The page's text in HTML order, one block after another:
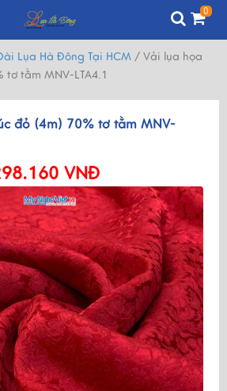
0
Lụa Hà Đông Tại HCM / Vải lụa họa
tơ tằm MNV-LTA4.1
đỏ (4m) 70% tơ tằm MNV-
VNĐ